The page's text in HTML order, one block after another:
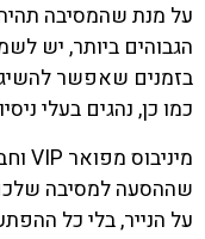
על מנת שהמסיבה
הגבוהים ביותר, יש
בזמנים שאפשר להשיג
כמו כן, נהגים בעלי
מיניבוס מפואר VIP וחברת הסעות מקצועית
שההסעה למסיבה
על הנייר, בלי כל